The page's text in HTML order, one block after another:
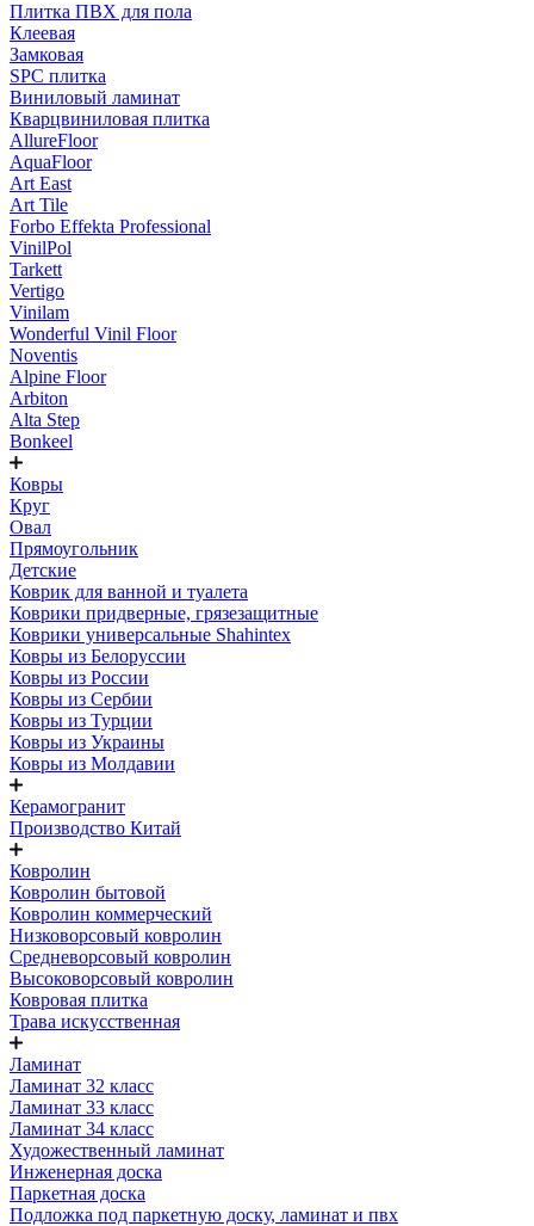
Плитка ПВХ для пола
Клеевая
Замковая
SPC плитка
Виниловый ламинат
Кварцвиниловая плитка
AllureFloor
AquaFloor
Art East
Art Tile
Forbo Effekta Professional
VinilPol
Tarkett
Vertigo
Vinilam
Wonderful Vinil Floor
Noventis
Alpine Floor
Arbiton
Alta Step
Bonkeel
Ковры
Круг
Овал
Прямоугольник
Детские
Коврик для ванной и туалета
Коврики придверные, грязезащитные
Коврики универсальные Shahintex
Ковры из Белоруссии
Ковры из России
Ковры из Сербии
Ковры из Турции
Ковры из Украины
Ковры из Молдавии
Керамогранит
Производство Китай
Ковролин
Ковролин бытовой
Ковролин коммерческий
Низковорсовый ковролин
Средневорсовый ковролин
Высоковорсовый ковролин
Ковровая плитка
Трава искусственная
Ламинат
Ламинат 32 класс
Ламинат 33 класс
Ламинат 34 класс
Художественный ламинат
Инженерная доска
Паркетная доска
Подложка под паркетную доску, ламинат и пвх